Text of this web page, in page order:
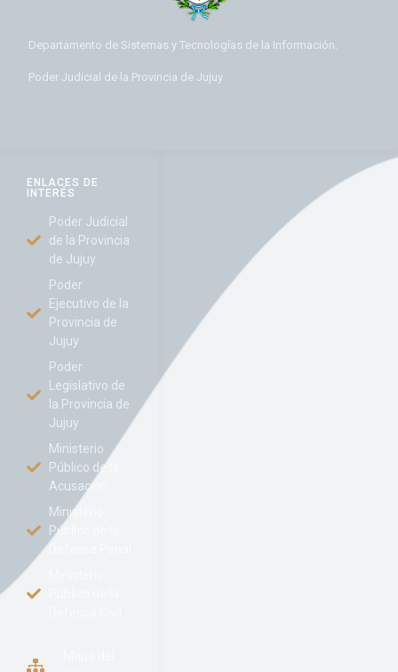
ENLACES DE
INTERÉS
Poder Judicial
de la Provincia
de Jujuy
Poder
Ejecutivo de la
Provincia de
Jujuy
Poder
Legislativo de
la Provincia de
Jujuy
Ministerio
Público de la
Acusación
Ministerio
Público de la
Departamento de Sistemas y Tecnologías de la Información.
Poder Judicial de la Provincia de Jujuy